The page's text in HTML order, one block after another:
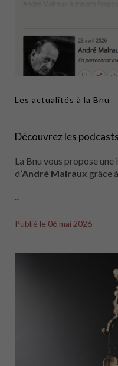
Les actualités à la Bnu
Découvrez les
La Bnu vous propose une
d’André Malraux grâce
...
Publié le 06 mai 2026